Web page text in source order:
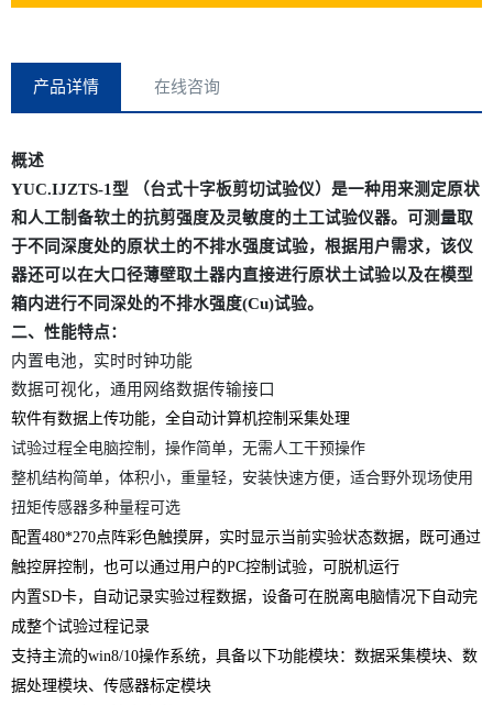
产品详情 在线咨询
概述
YUC.IJZTS-1型 （台式十字板剪切试验仪）是一种用来测定原状
和人工制备软土的抗剪强度及灵敏度的土工试验仪器。可测量取
于不同深度处的原状土的不排水强度试验，根据用户需求， 该仪
器还可以在大口径薄壁取土器内直接进行原状土试验以及在模型
箱内进行不同深处的不排水强度(Cu)试验。
二、性能特点：
内置电池， 实时时钟功能
数据可视化， 通用网络数据传输接口
软件有数据 上传功能， 全自动计算机控制采集处理
试验过程全电脑控制，操作简单，无需人工干预操作
整机结构简单，体积小，重量轻，安装快速方便，适合野外现场使用
扭矩传感器多种量程可选
配置480*270点阵彩色触摸屏，实时显示当前实验状态数据，既可通过
触控屏控制，也可以通过用户的PC控制试验，可脱机运行
内置SD卡，自动记录实验过程数据，设备可在脱离电脑情况下自动完
成整个试验过程记录
支持主流的win8/10操作系统，具备以下功能模块：数据采集模块、数
据处理模块、传感器标定模块